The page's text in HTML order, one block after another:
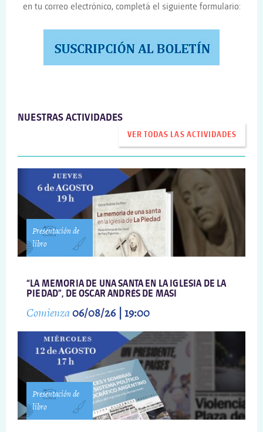
en tu correo electrónico, completá el siguiente formulario:
NUESTRAS ACTIVIDADES
VER TODAS LAS ACTIVIDADES
Presentación de
libro
“LA MEMORIA DE UNA SANTA EN LA IGLESIA DE LA
PIEDAD”, DE OSCAR ANDRÉS DE MASI
Comienza06/08/26 | 19:00
Presentación de
libro